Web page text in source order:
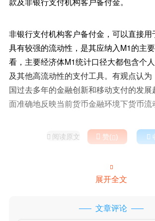
非银行支付机构客户备付金，可以直接用
具有较强的流动性，是其应纳入M1的主
看，主要经济体M1统计口径大都包含个
及其他高流动性的支付工具。有观点认
国过去多年的金融创新和移动支付的发展
面准确地反映当前货币金融环境下货币流
 阅读原文  赞() 

展开全文
文章评论